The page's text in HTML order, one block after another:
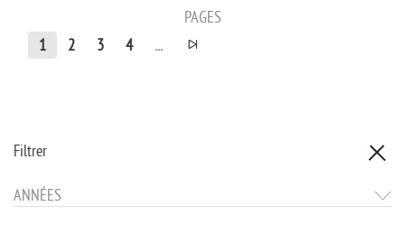
Filtrer
ANNÉES
PAGES
1
2 3 4 ...